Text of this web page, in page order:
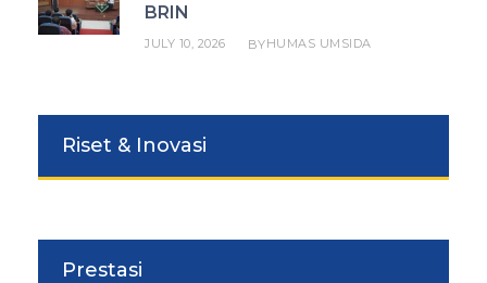
BRIN
JULY 10, 2026 BYHUMAS UMSIDA
Riset & Inovasi
Prestasi